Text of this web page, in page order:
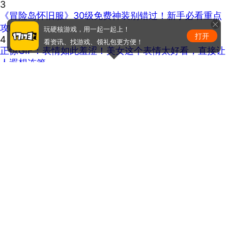
3
《冒险岛怀旧服》30级免费神装别错过！新手必看重点
攻略
4
正惊GIF：表情如此羞涩！美女这个表情太好看，直接让
人遐想连篇
玩硬核游戏，用一起一起上！
看资讯、找游戏、领礼包更方便！
打开